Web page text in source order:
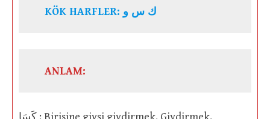
KÖK HARFLER: ك س و
ANLAM: